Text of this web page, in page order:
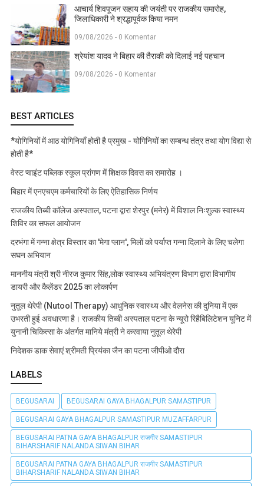
आचार्य शिवपूजन सहाय की जयंती पर राजकीय समारोह,
जिलाधिकारी ने श्रद्धापूर्वक किया नमन
09/08/2026 - 0 Komentar
श्रेयांश यादव ने बिहार की तैराकी को दिलाई नई पहचान
09/08/2026 - 0 Komentar
BEST ARTICLES
*योगिनियों में आठ योगिनियाँ होती है प्रमुख - योगिनियों का सम्बन्ध तंत्र तथा योग विद्या से
होती है*
वेस्ट प्वाइंट पब्लिक स्कूल प्रांगण में शिक्षक दिवस का समारोह ।
बिहार में एनएचएम कर्मचारियों के लिए ऐतिहासिक निर्णय
राजकीय तिब्बी कॉलेज अस्पताल, पटना द्वारा शेरपुर (मनेर) में विशाल निःशुल्क स्वास्थ्य
शिविर का सफल आयोजन
दरभंगा में गन्ना क्षेत्र विस्तार का 'मेगा प्लान', मिलों को पर्याप्त गन्ना दिलाने के लिए चलेगा
सघन अभियान
माननीय मंत्री श्री नीरज कुमार सिंह,लोक स्वास्थ्य अभियंत्रण विभाग द्वारा विभागीय
डायरी और कैलेंडर 2025 का लोकार्पण
नुतूल थेरेपी (Nutool Therapy) आधुनिक स्वास्थ्य और वेलनेस की दुनिया में एक
उभरती हुई अवधारणा है। राजकीय तिब्बी अस्पताल पटना के न्यूरो रिहैबिलिटेशन यूनिट में
युनानी चिकित्सा के अंतर्गत मानिये मंत्री ने करवाया नुतूल थेरेपी
निदेशक डाक सेवाएं श्रीमती प्रियंका जैन का पटना जीपीओ दौरा
LABELS
BEGUSARAI BEGUSARAI GAYA BHAGALPUR SAMASTIPUR
BEGUSARAI GAYA BHAGALPUR SAMASTIPUR MUZAFFARPUR
BEGUSARAI PATNA GAYA BHAGALPUR राजगीर SAMASTIPUR
BIHARSHARIF NALANDA SIWAN BIHAR
BEGUSARAI PATNA GAYA BHAGALPUR राजगीर SAMASTIPUR
BIHARSHARIF NALANDA SIWAN BIHAR